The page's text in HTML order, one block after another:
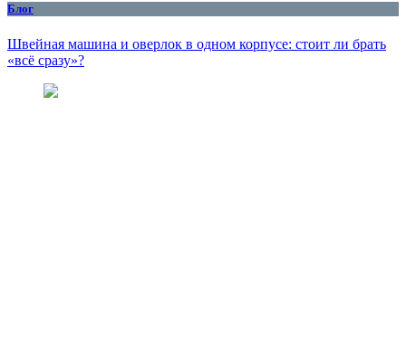
Блог
Швейная машина и оверлок в одном корпусе: стоит ли брать
«всё сразу»?